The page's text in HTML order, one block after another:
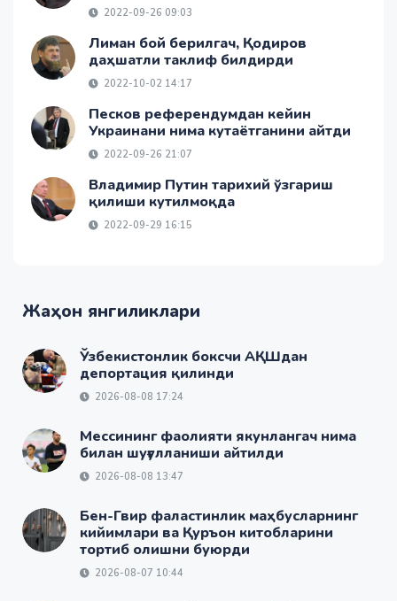
2022-09-26 09:03
Лиман бой берилгач, Қодиров
даҳшатли таклиф билдирди
2022-10-02 14:17
Песков референдумдан кейин
Украинани нима кутаётганини айтди
2022-09-26 21:07
Владимир Путин тарихий ўзгариш
қилиши кутилмоқда
2022-09-29 16:15
Жаҳон янгиликлари
Ўзбекистонлик боксчи АҚШдан
депортация қилинди
2026-08-08 17:24
Мессининг фаолияти якунлангач нима
билан шуғулланиши айтилди
2026-08-08 13:47
Бен-Гвир фаластинлик маҳбусларнинг
кийимлари ва Қуръон китобларини
тортиб олишни буюрди
2026-08-07 10:44